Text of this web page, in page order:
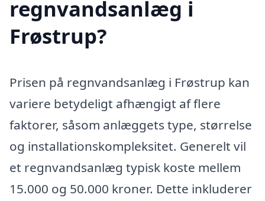
regnvandsanlæg i
Frøstrup?
Prisen på regnvandsanlæg i Frøstrup kan
variere betydeligt afhængigt af flere
faktorer, såsom anlæggets type, størrelse
og installationskompleksitet. Generelt vil
et regnvandsanlæg typisk koste mellem
15.000 og 50.000 kroner. Dette inkluderer